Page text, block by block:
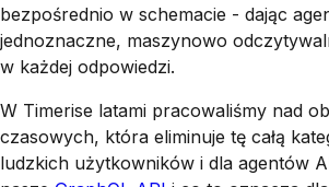
bezpośrednio w schemacie - dając
jednoznaczne, maszynowo
w każdej odpowiedzi.
W Timerise latami pracowaliśmy nad
czasowych, która eliminuje tę całą
ludzkich użytkowników i dla agentów